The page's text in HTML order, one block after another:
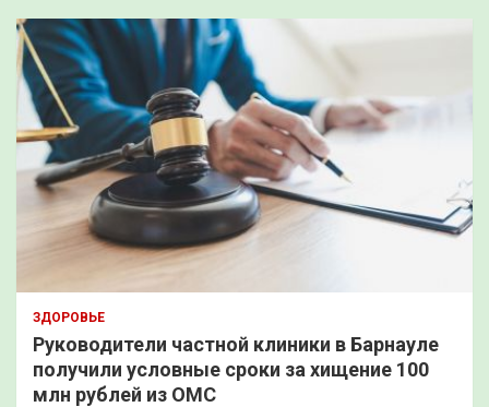
ЗДОРОВЬЕ
Руководители частной клиники в Барнауле
получили условные сроки за хищение 100
млн рублей из ОМС